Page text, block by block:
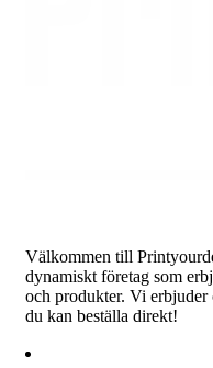
Välkommen till
dynamiskt företag som
och produkter. Vi erbjuder
du kan beställa direkt!